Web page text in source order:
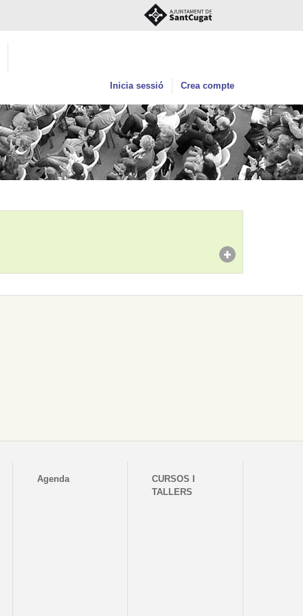
Inicia sessió Crea compte
Agenda
CURSOS I
TALLERS